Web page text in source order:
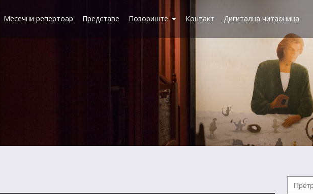
Месечни репертоар Представе Позориште Контакт Дигитална читаоница
Search
for: